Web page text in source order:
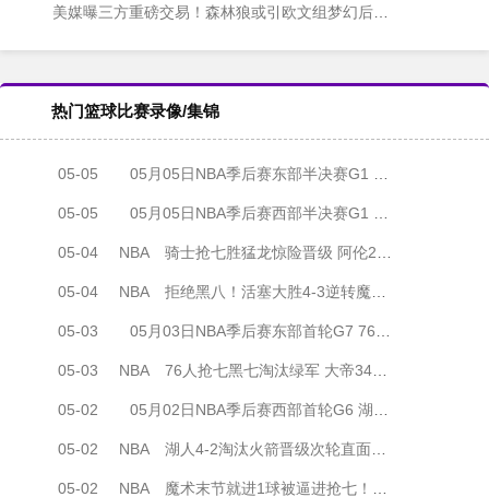
美媒曝三方重磅交易！森林狼或引欧文组梦幻后场 代价是送走戈贝尔
热门篮球比赛录像/集锦
05-05 05月05日NBA季后赛东部半决赛G1 76人 - 尼克斯 全场录像
05-05 05月05日NBA季后赛西部半决赛G1 森林狼 - 马刺 全场录像
05-04 NBA 骑士抢七胜猛龙惊险晋级 阿伦22+19 哈登18+6 巴恩斯24+9+6
05-04 NBA 拒绝黑八！活塞大胜4-3逆转魔术 坎宁安32+12 班凯罗38+9+6
05-03 05月03日NBA季后赛东部首轮G7 76人 - 凯尔特人 全场录像
05-03 NBA 76人抢七黑七淘汰绿军 大帝34+12 马克西30+11 布朗33分&獭兔缺席
05-02 05月02日NBA季后赛西部首轮G6 湖人 - 火箭 全场录像
05-02 NBA 湖人4-2淘汰火箭晋级次轮直面雷霆 詹姆斯28+7+8 谢泼德19中4
05-02 NBA 魔术末节就进1球被逼进抢七！活塞24分大逆转连扳2场避免黑八